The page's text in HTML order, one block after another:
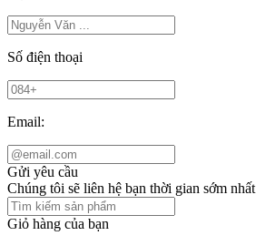
Số điện thoại
Email:
Gửi yêu cầu
Chúng tôi sẽ liên hệ bạn thời gian sớm nhất
Giỏ hàng của bạn